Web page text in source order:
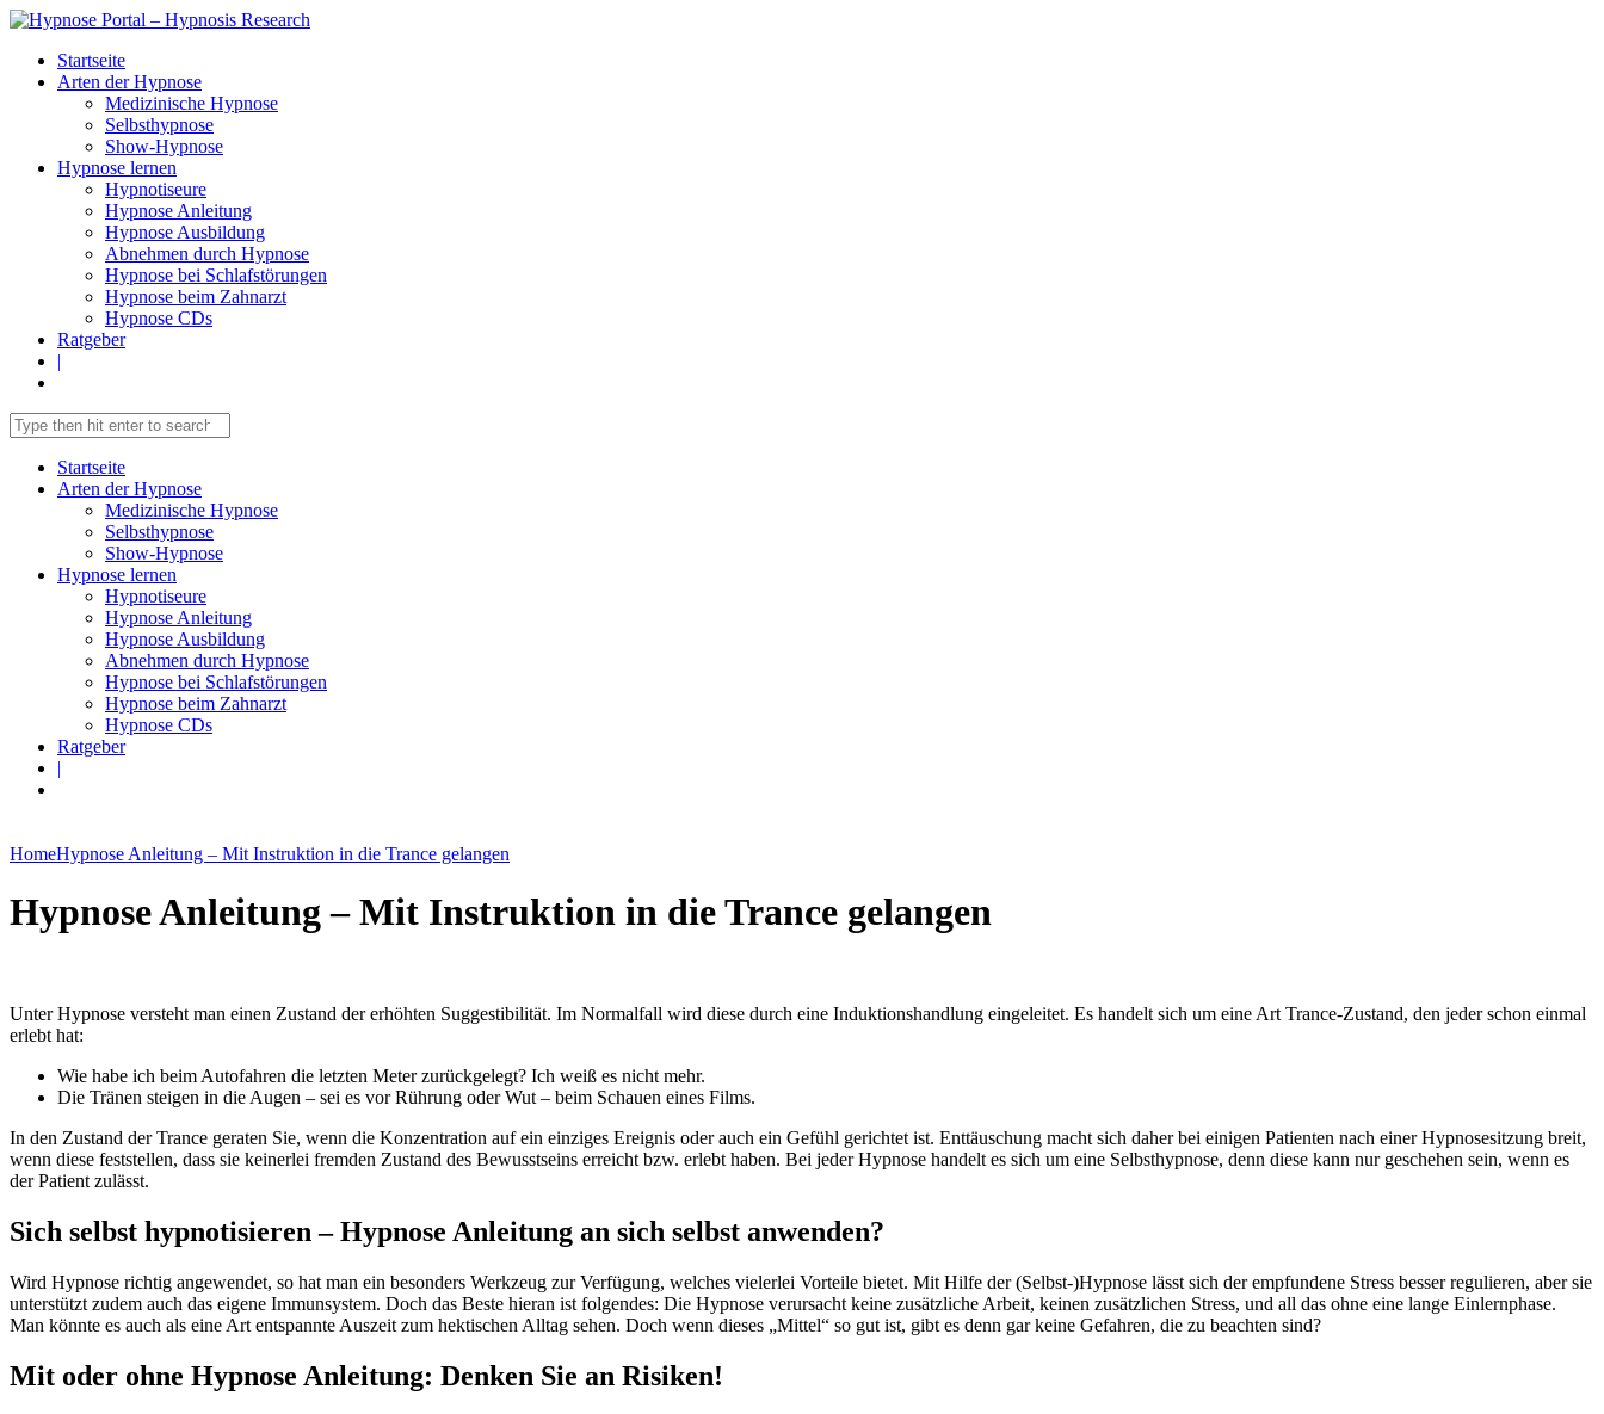
Startseite
Arten der Hypnose
Medizinische Hypnose
Selbsthypnose
Show-Hypnose
Hypnose lernen
Hypnotiseure
Hypnose Anleitung
Hypnose Ausbildung
Abnehmen durch Hypnose
Hypnose bei Schlafstörungen
Hypnose beim Zahnarzt
Hypnose CDs
Ratgeber
|
Startseite
Arten der Hypnose
Medizinische Hypnose
Selbsthypnose
Show-Hypnose
Hypnose lernen
Hypnotiseure
Hypnose Anleitung
Hypnose Ausbildung
Abnehmen durch Hypnose
Hypnose bei Schlafstörungen
Hypnose beim Zahnarzt
Hypnose CDs
Ratgeber
|
HomeHypnose Anleitung – Mit Instruktion in die Trance gelangen
Hypnose Anleitung – Mit Instruktion in die Trance gelangen
Unter Hypnose versteht man einen Zustand der erhöhten Suggestibilität. Im Normalfall wird diese durch eine Induktionshandlung eingeleitet. Es handelt sich um eine Art Trance-Zustand, den jeder schon einmal
erlebt hat:
Wie habe ich beim Autofahren die letzten Meter zurückgelegt? Ich weiß es nicht mehr.
Die Tränen steigen in die Augen – sei es vor Rührung oder Wut – beim Schauen eines Films.
In den Zustand der Trance geraten Sie, wenn die Konzentration auf ein einziges Ereignis oder auch ein Gefühl gerichtet ist. Enttäuschung macht sich daher bei einigen Patienten nach einer Hypnosesitzung breit,
wenn diese feststellen, dass sie keinerlei fremden Zustand des Bewusstseins erreicht bzw. erlebt haben. Bei jeder Hypnose handelt es sich um eine Selbsthypnose, denn diese kann nur geschehen sein, wenn es
der Patient zulässt.
Sich selbst hypnotisieren – Hypnose Anleitung an sich selbst anwenden?
Wird Hypnose richtig angewendet, so hat man ein besonders Werkzeug zur Verfügung, welches vielerlei Vorteile bietet. Mit Hilfe der (Selbst-)Hypnose lässt sich der empfundene Stress besser regulieren, aber sie
unterstützt zudem auch das eigene Immunsystem. Doch das Beste hieran ist folgendes: Die Hypnose verursacht keine zusätzliche Arbeit, keinen zusätzlichen Stress, und all das ohne eine lange Einlernphase.
Man könnte es auch als eine Art entspannte Auszeit zum hektischen Alltag sehen. Doch wenn dieses „Mittel“ so gut ist, gibt es denn gar keine Gefahren, die zu beachten sind?
Mit oder ohne Hypnose Anleitung: Denken Sie an Risiken!